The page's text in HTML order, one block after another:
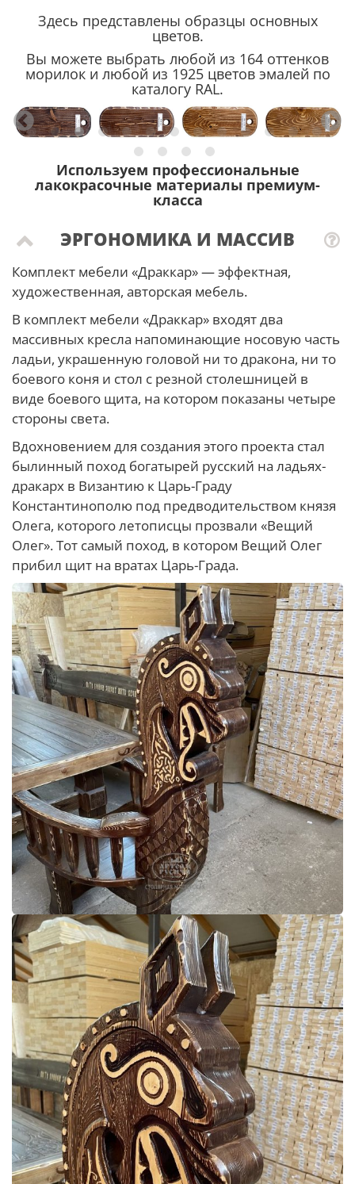
Здесь представлены образцы основных
цветов.
Вы можете выбрать любой из 164 оттенков
морилок и любой из 1925 цветов эмалей по
каталогу RAL.
Используем профессиональные
лакокрасочные материалы премиум-
класса
ЭРГОНОМИКА И МАССИВ
Комплект мебели «Драккар» — эффектная,
художественная, авторская мебель.
В комплект мебели «Драккар» входят два
массивных кресла напоминающие носовую часть
ладьи, украшенную головой ни то дракона, ни то
боевого коня и стол с резной столешницей в
виде боевого щита, на котором показаны четыре
стороны света.
Вдохновением для создания этого проекта стал
былинный поход богатырей русский на ладьях-
дракарх в Византию к Царь-Граду
Константинополю под предводительством князя
Олега, которого летописцы прозвали «Вещий
Олег». Тот самый поход, в котором Вещий Олег
прибил щит на вратах Царь-Града.